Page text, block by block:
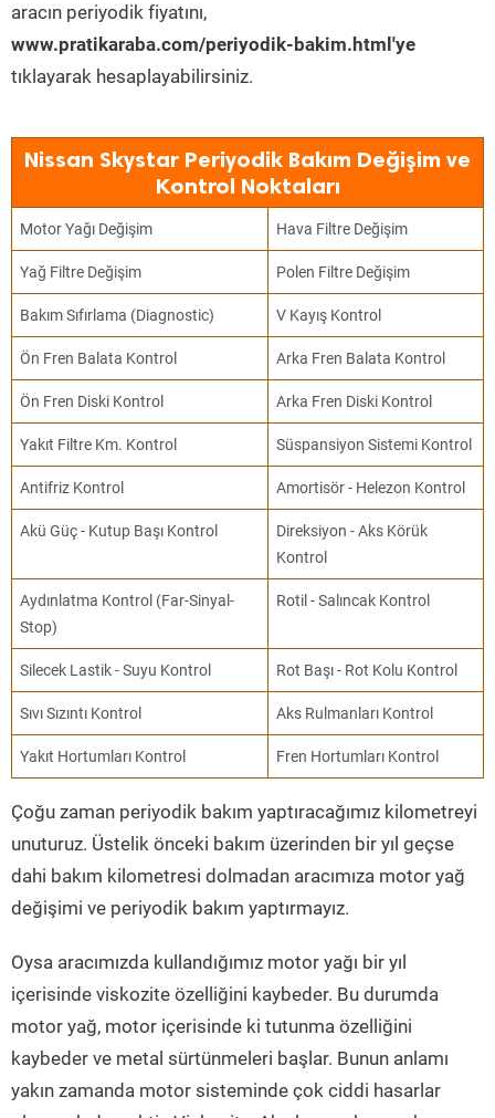
aracın periyodik fiyatını,
www.pratikaraba.com/periyodik-bakim.html'ye
tıklayarak hesaplayabilirsiniz.
Nissan Skystar Periyodik Bakım Değişim ve
Kontrol Noktaları
Motor Yağı Değişim Hava Filtre Değişim
Yağ Filtre Değişim Polen Filtre Değişim
Bakım Sıfırlama (Diagnostic) V Kayış Kontrol
Ön Fren Balata Kontrol Arka Fren Balata Kontrol
Ön Fren Diski Kontrol Arka Fren Diski Kontrol
Yakıt Filtre Km. Kontrol Süspansiyon Sistemi Kontrol
Antifriz Kontrol Amortisör - Helezon Kontrol
Akü Güç - Kutup Başı Kontrol
Direksiyon - Aks Körük
Kontrol
Aydınlatma Kontrol (Far-Sinyal-
Stop)
Rotil - Salıncak Kontrol
Silecek Lastik - Suyu Kontrol Rot Başı - Rot Kolu Kontrol
Sıvı Sızıntı Kontrol Aks Rulmanları Kontrol
Yakıt Hortumları Kontrol Fren Hortumları Kontrol
Çoğu zaman periyodik bakım yaptıracağımız kilometreyi
unuturuz. Üstelik önceki bakım üzerinden bir yıl geçse
dahi bakım kilometresi dolmadan aracımıza motor yağ
değişimi ve periyodik bakım yaptırmayız.
Oysa aracımızda kullandığımız motor yağı bir yıl
içerisinde viskozite özelliğini kaybeder. Bu durumda
motor yağ, motor içerisinde ki tutunma özelliğini
kaybeder ve metal sürtünmeleri başlar. Bunun anlamı
yakın zamanda motor sisteminde çok ciddi hasarlar